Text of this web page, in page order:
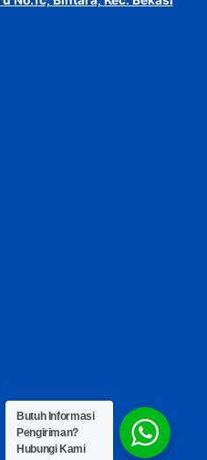
Butuh Informasi
Pengiriman?
Hubungi Kami